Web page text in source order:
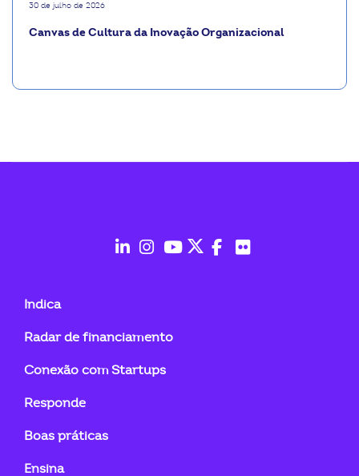
30 de julho de 2026
Canvas de Cultura da Inovação Organizacional
in
Indica
Radar de financiamento
Conexão com Startups
Responde
Boas práticas
Ensina